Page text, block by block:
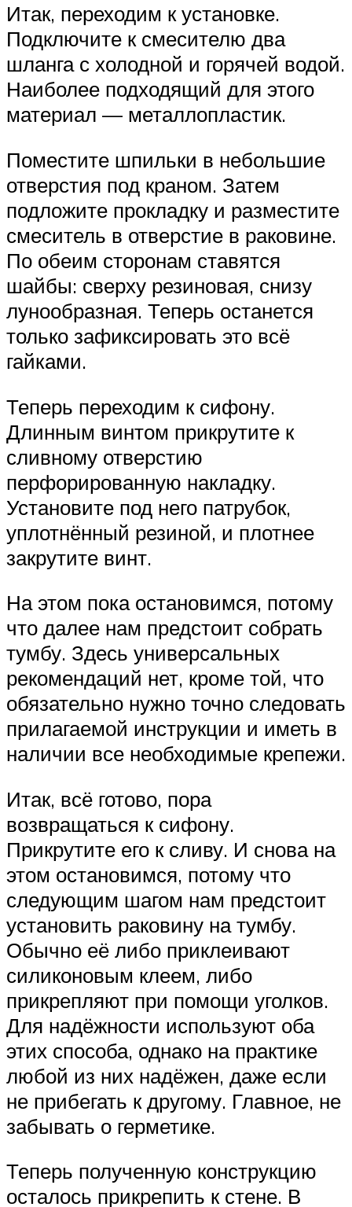
Итак, переходим к установке.
Подключите к смесителю два
шланга с холодной и горячей водой.
Наиболее подходящий для этого
материал — металлопластик.
Поместите шпильки в небольшие
отверстия под краном. Затем
подложите прокладку и разместите
смеситель в отверстие в раковине.
По обеим сторонам ставятся
шайбы: сверху резиновая, снизу
лунообразная. Теперь останется
только зафиксировать это всё
гайками.
Теперь переходим к сифону.
Длинным винтом прикрутите к
сливному отверстию
перфорированную накладку.
Установите под него патрубок,
уплотнённый резиной, и плотнее
закрутите винт.
На этом пока остановимся, потому
что далее нам предстоит собрать
тумбу. Здесь универсальных
рекомендаций нет, кроме той, что
обязательно нужно точно следовать
прилагаемой инструкции и иметь в
наличии все необходимые крепежи.
Итак, всё готово, пора
возвращаться к сифону.
Прикрутите его к сливу. И снова на
этом остановимся, потому что
следующим шагом нам предстоит
установить раковину на тумбу.
Обычно её либо приклеивают
силиконовым клеем, либо
прикрепляют при помощи уголков.
Для надёжности используют оба
этих способа, однако на практике
любой из них надёжен, даже если
не прибегать к другому. Главное, не
забывать о герметике.
Теперь полученную конструкцию
осталось прикрепить к стене. В